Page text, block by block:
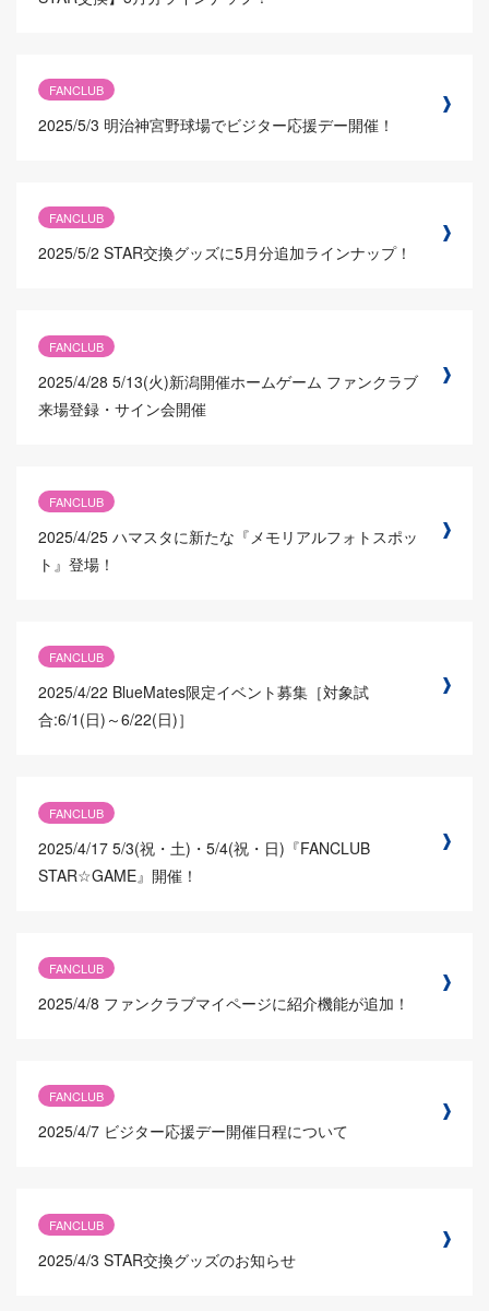
FANCLUB
2025/5/3 明治神宮野球場でビジター応援デー開催！
FANCLUB
2025/5/2 STAR交換グッズに5月分追加ラインナップ！
FANCLUB
2025/4/28 5/13(火)新潟開催ホームゲーム ファンクラブ
来場登録・サイン会開催
FANCLUB
2025/4/25 ハマスタに新たな『メモリアルフォトスポッ
ト』登場！
FANCLUB
2025/4/22 BlueMates限定イベント募集［対象試
合:6/1(日)～6/22(日)］
FANCLUB
2025/4/17 5/3(祝・土)・5/4(祝・日)『FANCLUB
STAR☆GAME』開催！
FANCLUB
2025/4/8 ファンクラブマイページに紹介機能が追加！
FANCLUB
2025/4/7 ビジター応援デー開催日程について
FANCLUB
2025/4/3 STAR交換グッズのお知らせ